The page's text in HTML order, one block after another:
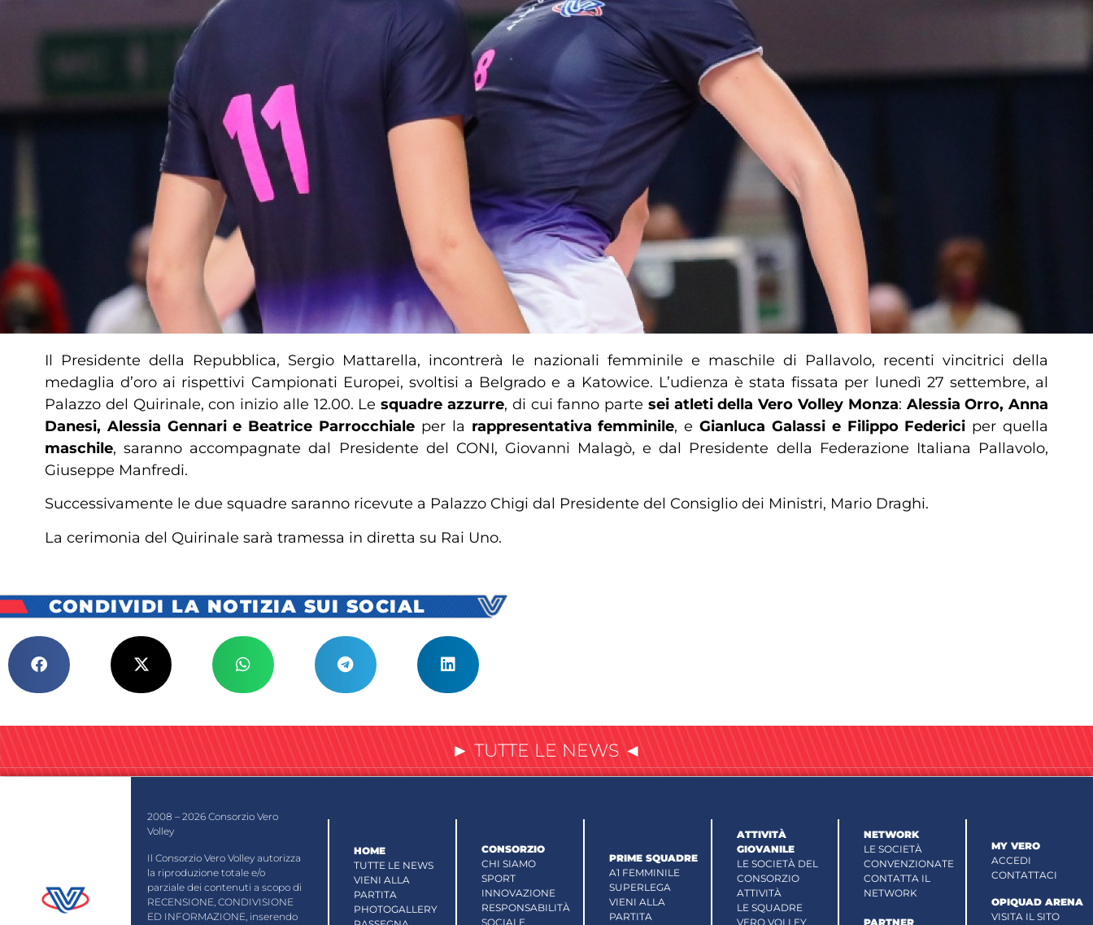
Il Presidente della Repubblica, Sergio Mattarella, incontrerà le nazionali femminile e maschile di Pallavolo, recenti vincitrici della
medaglia d’oro ai rispettivi Campionati Europei, svoltisi a Belgrado e a Katowice. L’udienza è stata fissata per lunedì 27 settembre, al
Palazzo del Quirinale, con inizio alle 12.00. Lesquadre azzurre, di cui fanno parte sei atleti della Vero Volley Monza: Alessia Orro, Anna
Danesi, Alessia Gennari e Beatrice Parrocchiale per la rappresentativa femminile, eGianluca Galassi e Filippo Federici per quella
maschile, saranno accompagnate dal Presidente del CONI, Giovanni Malagò, e dal Presidente della Federazione Italiana Pallavolo,
Giuseppe Manfredi.
Successivamente le due squadre saranno ricevute a Palazzo Chigi dal Presidente del Consiglio dei Ministri, Mario Draghi.
La cerimonia del Quirinale sarà tramessa in diretta su Rai Uno.
CONDIVIDI LA NOTIZIA SUI SOCIAL
► TUTTE LE NEWS ◄
2008 – 2026 Consorzio Vero
Volley
Il Consorzio Vero Volley autorizza
la riproduzione totale e/o
parziale dei contenuti a scopo di
RECENSIONE, CONDIVISIONE
ED INFORMAZIONE, inserendo
HOME
TUTTE LE NEWS
VIENI ALLA
PARTITA
PHOTOGALLERY
CONSORZIO
CHI SIAMO
SPORT
INNOVAZIONE
RESPONSABILITÀ
SOCIALE
PRIME SQUADRE
A1 FEMMINILE
SUPERLEGA
VIENI ALLA
PARTITA
ATTIVITÀ
GIOVANILE
LE SOCIETÀ DEL
CONSORZIO
ATTIVITÀ
LE SQUADRE
VERO VOLLEY
NETWORK
LE SOCIETÀ
CONVENZIONATE
CONTATTA IL
NETWORK
PARTNER
MY VERO
ACCEDI
CONTATTACI
OPIQUAD ARENA
VISITA IL SITO